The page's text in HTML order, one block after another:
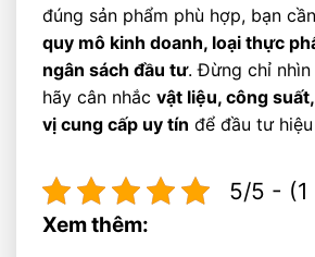
đúng sản phẩm phù hợp, bạn cần
quy mô kinh doanh, loại thực
ngân sách đầu tư. Đừng chỉ
hãy cân nhắc vật liệu, công
vị cung cấp uy tín để đầu tư
5/5 - (1
Xem thêm: